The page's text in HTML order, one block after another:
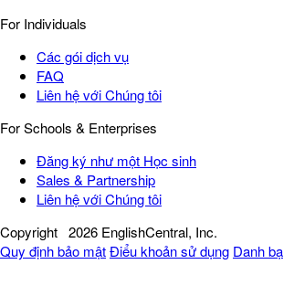
For Individuals
Các gói dịch vụ
FAQ
Liên hệ với Chúng tôi
For Schools & Enterprises
Đăng ký như một Học sinh
Sales & Partnership
Liên hệ với Chúng tôi
Copyright 2026 EnglishCentral, Inc.
Quy định bảo mậtĐiểu khoản sử dụng Danh bạ